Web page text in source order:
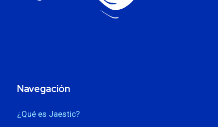
Navegación
¿Qué es Jaestic?